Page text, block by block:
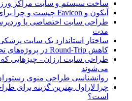
ساخت سیستم و سایت مراکز
آیکون و Favicon چیست و چرا برای سایت شما مهم است؟
طراحی سایت اختصاصی یا
مدت
ساختار استاندارد یک سایت
کاهش Round-Trip در پروژه‌های تحت وب
طراحی سایت ارزان - چیزهایی
می‌شوند
روانشناسی طراحی منوی
چرا لاراول بهترین گزینه برای
است؟